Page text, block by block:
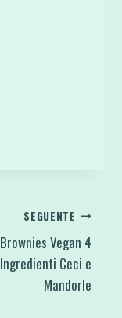
SEGUENTE
Brownies Vegan 4
Ingredienti Ceci e
Mandorle